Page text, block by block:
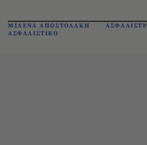
ΜΙΛΕΝΑ ΑΠΟΣΤΟΛΑΚΗ
ΑΣΦΑΛΙΣΤΙΚΟ